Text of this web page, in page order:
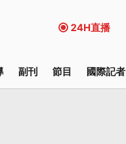
24H直播
副刊 節目 國際記者